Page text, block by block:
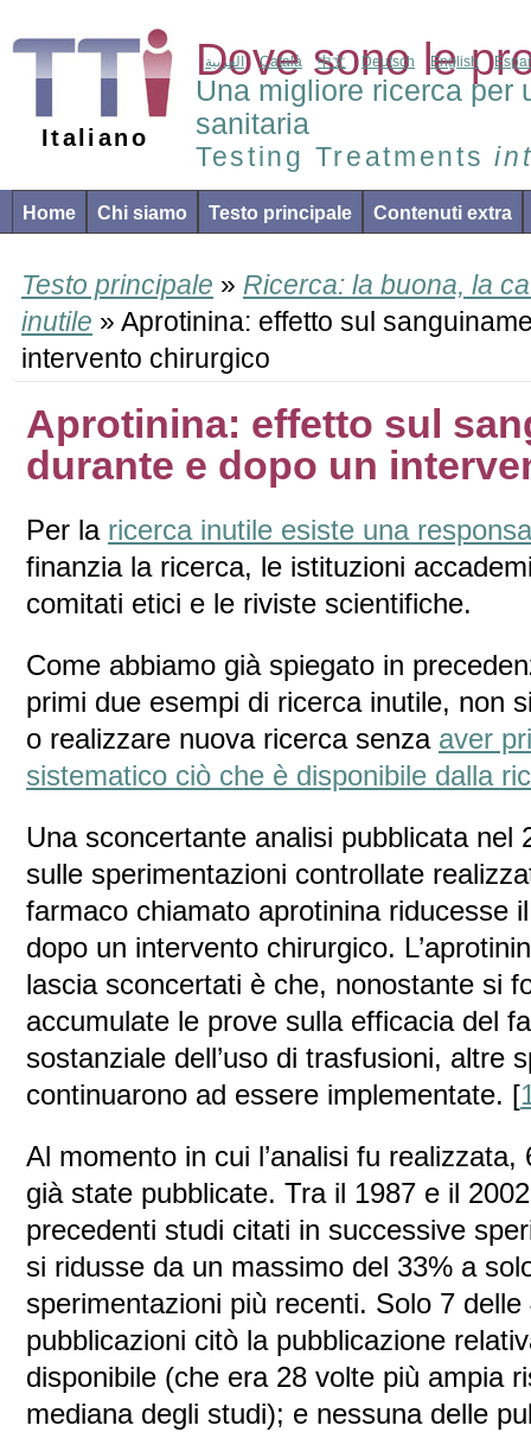
Italiano
Dove sono le
Una migliore ricerca per
sanitaria
Testing Treatments
العربية Català 中文 Deutsch English
Home Chi siamo Testo principale Contenuti extra
Testo principale » Ricerca: la buona, la
inutile » Aprotinina: effetto sul
intervento chirurgico
Aprotinina: effetto sul
durante e dopo un
Per la ricerca inutile esiste una
finanzia la ricerca, le istituzioni
comitati etici e le riviste scientifiche.
Come abbiamo già spiegato in
primi due esempi di ricerca inutile, non
o realizzare nuova ricerca senza aver
sistematico ciò che è disponibile dalla
Una sconcertante analisi pubblicata nel
sulle sperimentazioni controllate
farmaco chiamato aprotinina riducesse
dopo un intervento chirurgico.
lascia sconcertati è che, nonostante si
accumulate le prove sulla efficacia del
sostanziale dell’uso di trasfusioni, altre
continuarono ad essere implementate. [
Al momento in cui l’analisi fu
già state pubblicate. Tra il 1987 e il
precedenti studi citati in successive
si ridusse da un massimo del 33% a
sperimentazioni più recenti. Solo 7
pubblicazioni citò la pubblicazione
disponibile (che era 28 volte più ampia
mediana degli studi); e nessuna delle